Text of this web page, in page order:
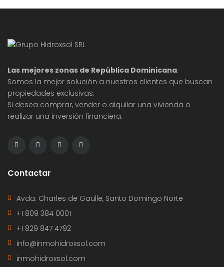
Las mejores zonas de República Dominicana.
Somos la mejor solución a nuestros clientes que buscan
propiedades exclusivas.
Si desea comprar, vender o alquilar una vivienda o
realizar una inversión financiera.
Contactar
Avda. Charles de Gaulle, Santo Domingo Norte
+1 809 384 0001
+1 829 847 4792
info@inmohidroxsol.com
inmohidroxsol.com